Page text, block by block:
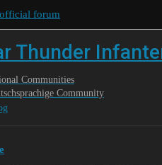
forum
Thunder
Communities
Community